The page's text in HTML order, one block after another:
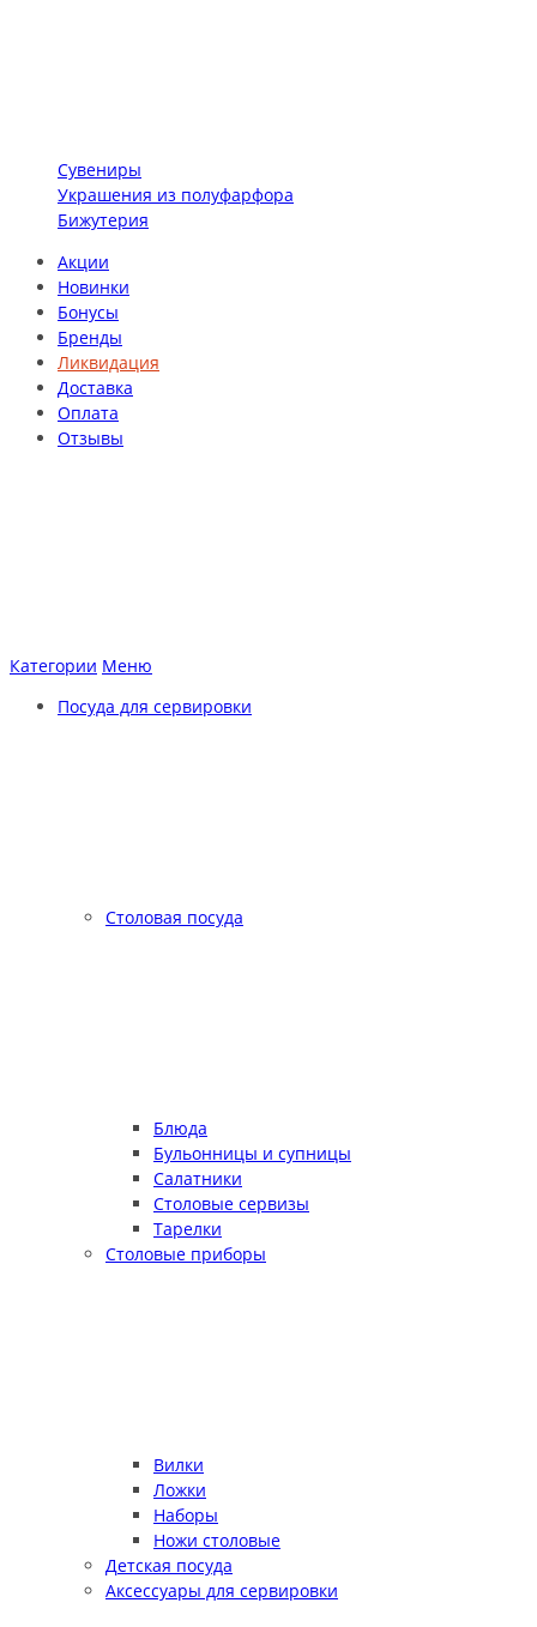
Сувениры
Украшения из полуфарфора
Бижутерия
Акции
Новинки
Бонусы
Бренды
Ликвидация
Доставка
Оплата
Отзывы
Категории Меню
Посуда для сервировки
Столовая посуда
Блюда
Бульонницы и супницы
Салатники
Столовые сервизы
Тарелки
Столовые приборы
Вилки
Ложки
Наборы
Ножи столовые
Детская посуда
Аксессуары для сервировки